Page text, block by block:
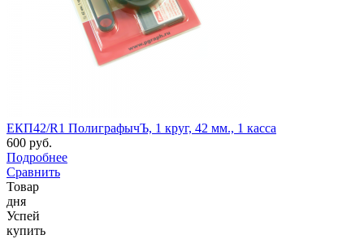
ЕКП42/R1 ПолиграфычЪ, 1 круг, 42 мм., 1 касса
600 руб.
Подробнее
Сравнить
Товар
дня
Успей
купить